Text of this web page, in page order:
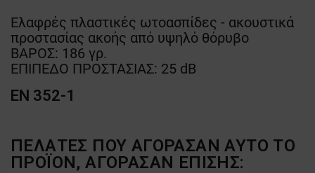
Ελαφρές πλαστικές ωτοασπίδες - ακουστικά
προστασίας ακοής από υψηλό θόρυβο
ΒΑΡΟΣ: 186 γρ.
ΕΠΙΠΕΔΟ ΠΡΟΣΤΑΣΙΑΣ: 25 dB
EN 352-1
ΠΕΛΆΤΕΣ ΠΟΥ ΑΓΌΡΑΣΑΝ ΑΥΤΌ ΤΟ
ΠΡΟΪΌΝ, ΑΓΌΡΑΣΑΝ ΕΠΊΣΗΣ: